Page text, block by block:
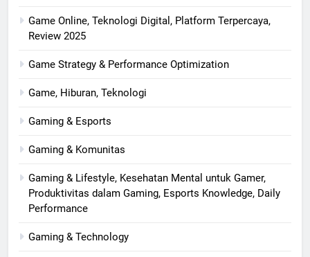
Game Online, Teknologi Digital, Platform Terpercaya,
Review 2025
Game Strategy & Performance Optimization
Game, Hiburan, Teknologi
Gaming & Esports
Gaming & Komunitas
Gaming & Lifestyle, Kesehatan Mental untuk Gamer,
Produktivitas dalam Gaming, Esports Knowledge, Daily
Performance
Gaming & Technology